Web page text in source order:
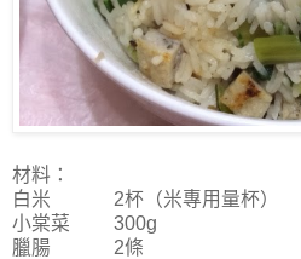
材料：
白米 2杯（米專用量杯）
小棠菜 300g
臘腸 2條